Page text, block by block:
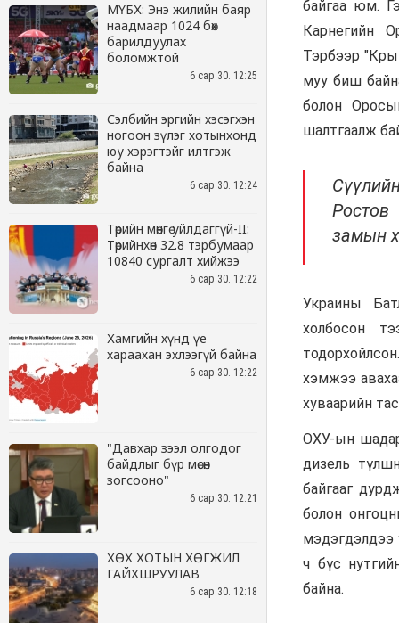
МҮБХ: Энэ жилийн баяр
наадмаар 1024 бөх
барилдуулах
боломжтой
6 сар 30. 12:25
Сэлбийн эргийн хэсэгхэн
ногоон зүлэг хотынхонд
юу хэрэгтэйг илтгэж
байна
6 сар 30. 12:24
Төрийн мөнгө уйлдаггүй-II:
Төрийнхөн 32.8 тэрбумаар
10840 сургалт хийжээ
6 сар 30. 12:22
Хамгийн хүнд үе
хараахан эхлээгүй байна
6 сар 30. 12:22
"Давхар зээл олгодог
байдлыг бүр мөсөн
зогсооно"
6 сар 30. 12:21
ХӨХ ХОТЫН ХӨГЖИЛ
ГАЙХШРУУЛАВ
6 сар 30. 12:18